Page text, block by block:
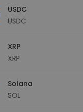
USDC
USDC
XRP
XRP
Solana
SOL